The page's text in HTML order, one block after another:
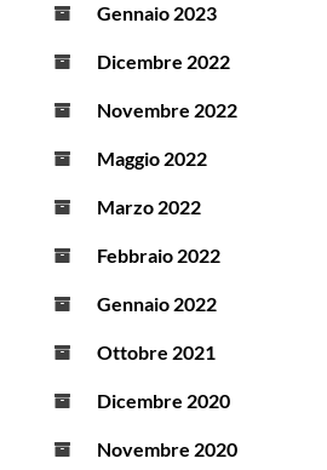
Gennaio 2023
Dicembre 2022
Novembre 2022
Maggio 2022
Marzo 2022
Febbraio 2022
Gennaio 2022
Ottobre 2021
Dicembre 2020
Novembre 2020